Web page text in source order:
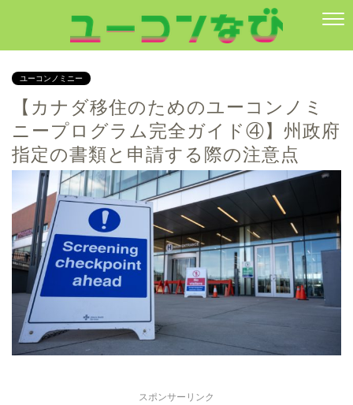
ユーコンノミニー
【カナダ移住のためのユーコンノミ
ニープログラム完全ガイド④】州政府
指定の書類と申請する際の注意点
スポンサーリンク